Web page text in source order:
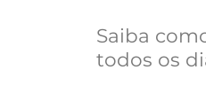
Saiba
todos os